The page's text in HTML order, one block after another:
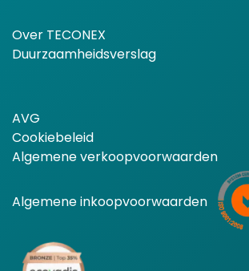
Over TECONEX
Duurzaamheidsverslag
AVG
Cookiebeleid
Algemene verkoopvoorwaarden
Algemene inkoopvoorwaarden